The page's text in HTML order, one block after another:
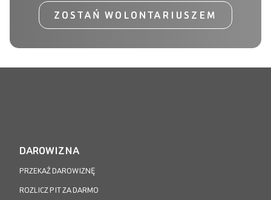
ZOSTAŃ WOLONTARIUSZEM
DAROWIZNA
PRZEKAŻ DAROWIZNĘ
ROZLICZ PIT ZA DARMO